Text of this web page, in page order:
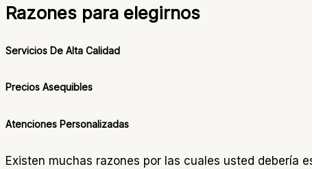
Razones para elegirnos
Servicios De Alta Calidad
Precios Asequibles
Atenciones Personalizadas
Existen muchas razones por las cuales usted debería